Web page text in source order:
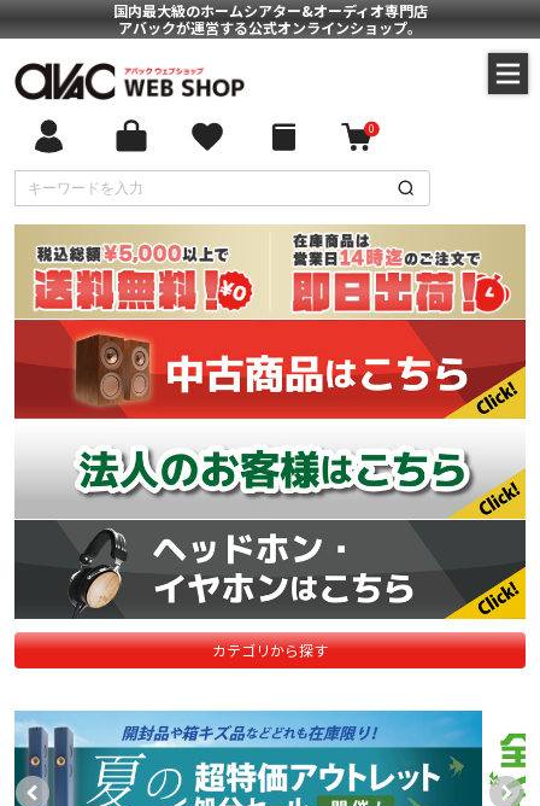
国内最大級のホームシアター&オーディオ専門店
アバックが運営する公式オンラインショップ。
0
カテゴリから探す